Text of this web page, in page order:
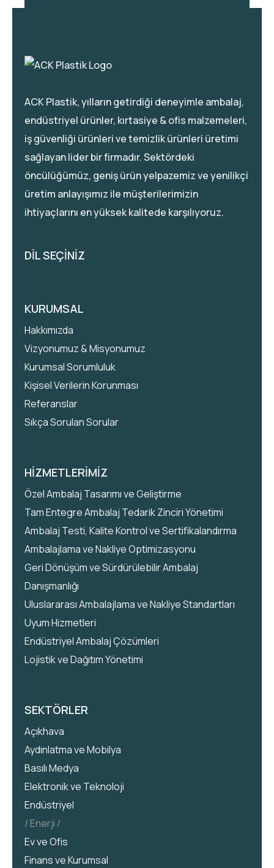
ACK Plastik, yılların getirdiği deneyimle ambalaj,
endüstriyel ürünler, kırtasiye & ofis malzemeleri,
iş güvenliği ürünleri ve temizlik ürünleri üretimi
sağlayan lider bir firmadır. Sektördeki
öncülüğümüz, geniş ürün yelpazemiz ve yenilikçi
üretim anlayışımız ile müşterilerimizin
ihtiyaçlarını en yüksek kalitede karşılıyoruz.
DİL SEÇİNİZ
KURUMSAL
Hakkımızda
Vizyonumuz & Misyonumuz
Kurumsal Sorumluluk
Kişisel Verilerin Korunması
Referanslar
Sıkça Sorulan Sorular
HİZMETLERİMİZ
Özel Ambalaj Tasarımı ve Geliştirme
Tam Entegre Ambalaj Tedarik Zinciri Yönetimi
Ambalaj Testi, Kalite Kontrol ve Sertifikalandırma
Ambalajlama ve Nakliye Optimizasyonu
Geri Dönüşüm ve Sürdürülebilir Ambalaj
Danışmanlığı
Uluslararası Ambalajlama ve Nakliye Standartları
Uyum Hizmetleri
Endüstriyel Ambalaj Çözümleri
Lojistik ve Dağıtım Yönetimi
SEKTÖRLER
Açıkhava
Aydınlatma ve Mobilya
Basılı Medya
Elektronik ve Teknoloji
Endüstriyel
Enerji
Ev ve Ofis
Finans ve Kurumsal